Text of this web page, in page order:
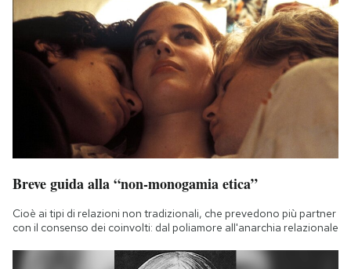
Breve guida alla “non-monogamia etica”
Cioè ai tipi di relazioni non tradizionali, che prevedono più partner
con il consenso dei coinvolti: dal poliamore all'anarchia relazionale